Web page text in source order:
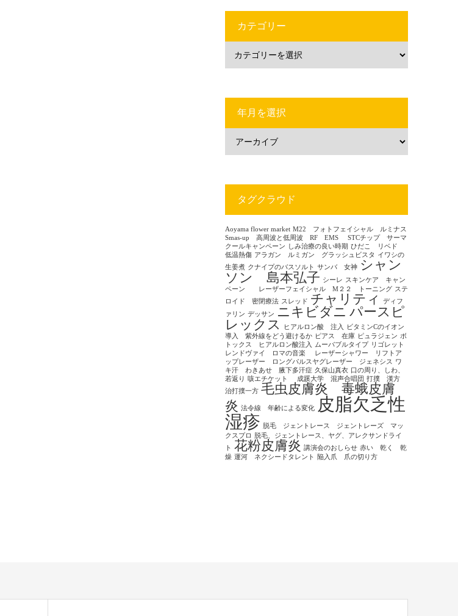
カテゴリー
年月を選択
タグクラウド
Aoyama flower market M22 フォトフェイシャル ルミナス
Smas-up 高周波と低周波 RF EMS
STCチップ サーマ
クールキャンペーン
しみ治療の良い時期 ひだこ リベド
低温熱傷 アラガン ルミガン グラッシュビスタ
イワシの
生姜煮 クナイプのバスソルト サンバ 女神 シャン
ソン 島本弘子 シーレ スキンケア キャン
ペーン レーザーフェイシャル M２２ トーニング ステ
ロイド 密閉療法 スレッド チャリティ
ディフ
ァリン デッサン ニキビダニ パースピ
レックス
ヒアルロン酸 注入
ビタミンCのイオン
導入 紫外線をどう避けるか ピアス 在庫 ピュラジェン ボ
トックス ヒアルロン酸注入 ムーバブルタイプ リゴレット
レンドヴァイ ロマの音楽
レーザーシャワー リフトア
ップレーザー ロングパルスヤグレーザー ジェネシス ワ
キ汗 わきあせ 腋下多汗症 久保山真衣 口の周り、しわ、
若返り 咳エチケット 成蹊大学 混声合唱団 打撲 漢方
治打撲一方 毛虫皮膚炎 毒蛾皮膚
炎 法令線 年齢による変化
皮脂欠乏性
湿疹
脱毛 ジェントレース ジェントレーズ マッ
クスプロ
脱毛、ジェントレース、ヤグ、アレクサンドライ
ト 花粉皮膚炎 講演会のおしらせ 赤い 乾く 乾
燥 運河 ネクシードタレント 陥入爪 爪の切り方